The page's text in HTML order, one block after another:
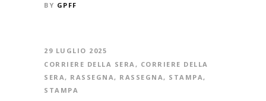
BY GPFF
29 LUGLIO 2025
CORRIERE DELLA SERA, CORRIERE DELLA
SERA, RASSEGNA, RASSEGNA, STAMPA,
STAMPA